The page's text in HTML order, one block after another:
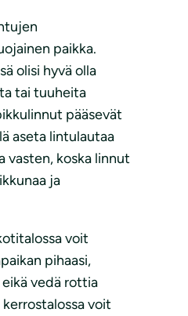
paikka.
olisi hyvä olla
tai tuuheita
pääsevät
aseta lintulautaa
vasten, koska linnut
ja
voit
pihaasi,
vedä rottia
voit